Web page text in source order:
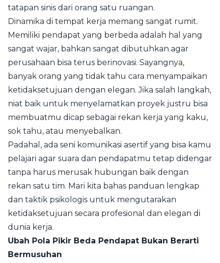
tatapan sinis dari orang satu ruangan.
Dinamika di tempat kerja memang sangat rumit.
Memiliki pendapat yang berbeda adalah hal yang
sangat wajar, bahkan sangat dibutuhkan agar
perusahaan bisa terus berinovasi. Sayangnya,
banyak orang yang tidak tahu cara menyampaikan
ketidaksetujuan dengan elegan. Jika salah langkah,
niat baik untuk menyelamatkan proyek justru bisa
membuatmu dicap sebagai rekan kerja yang kaku,
sok tahu, atau menyebalkan.
Padahal, ada seni komunikasi asertif yang bisa kamu
pelajari agar suara dan pendapatmu tetap didengar
tanpa harus merusak hubungan baik dengan
rekan satu tim. Mari kita bahas panduan lengkap
dan taktik psikologis untuk mengutarakan
ketidaksetujuan secara profesional dan elegan di
dunia kerja.
Ubah Pola Pikir Beda Pendapat Bukan Berarti
Bermusuhan